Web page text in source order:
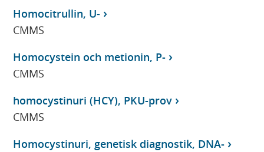
Homocitrullin, U-
CMMS
Homocystein och metionin, P-
CMMS
homocystinuri (HCY), PKU-prov
CMMS
Homocystinuri, genetisk diagnostik, DNA-